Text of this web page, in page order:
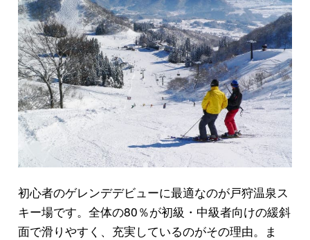
初心者のゲレンデデビューに最適なのが戸狩温泉ス
キー場です。全体の80％が初級・中級者向けの緩斜
面で滑りやすく、充実しているのがその理由。ま